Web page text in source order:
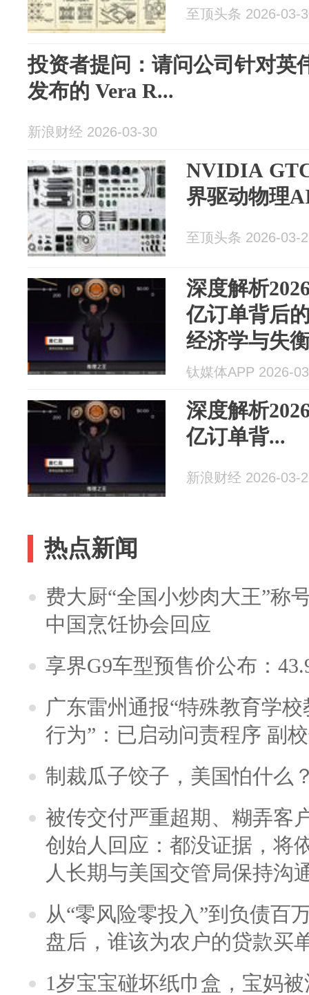
至顶头条 2026-03-
投资者提问：请问公司针对英
发布的 Vera R...
新浪财经 2026-03-30
NVIDIA
界驱动物理
至顶头条 2026-03-
深度解析
亿订单背后
经济学与失
钛媒体APP 2026-
深度解析
亿订单背...
新浪财经 2026-03-
热点新闻
费大厨“全国小炒肉大王”称
中国烹饪协会回应
享界G9车型预售价公布：
广东雷州通报“特殊教育学
行为”：已启动问责程序 副
制裁瓜子饺子，美国怕什么
被传交付严重超期、糊弄客
创始人回应：都没证据，将
人长期与美国交管局保持沟
从“零风险零投入”到负债百
盘后，谁该为农户的贷款买
1岁宝宝碰坏纸巾盒，宝妈